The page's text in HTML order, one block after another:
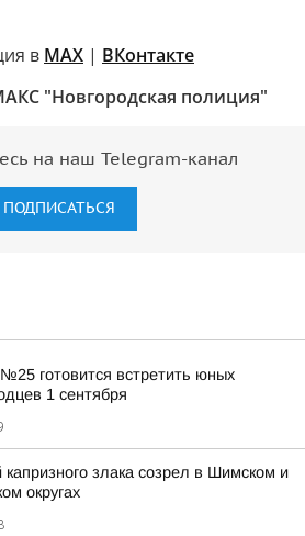
в MAX | ВКонтакте
"Новгородская полиция"
на наш Telegram-канал
ПОДПИСАТЬСЯ
готовится встретить юных
1 сентября
капризного злака созрел в Шимском и
округах